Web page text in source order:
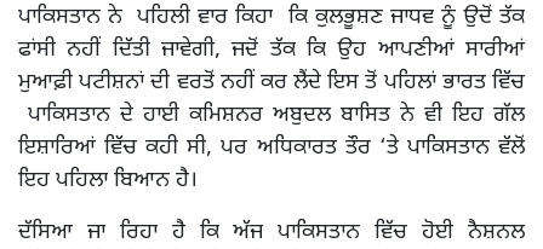
ਪਾਕਿਸਤਾਨ ਨੇ ਪਹਿਲੀ ਵਾਰ ਕਿਹਾ ਕਿ ਕੁਲਭੂਸ਼ਣ ਜਾਧਵ ਨੂੰ ਉਦੋਂ ਤੱਕ
ਫਾਂਸੀ ਨਹੀਂ ਦਿੱਤੀ ਜਾਵੇਗੀ, ਜਦੋਂ ਤੱਕ ਕਿ ਉਹ ਆਪਣੀਆਂ ਸਾਰੀਆਂ
ਮੁਆਫ਼ੀ ਪਟੀਸ਼ਨਾਂ ਦੀ ਵਰਤੋਂ ਨਹੀਂ ਕਰ ਲੈਂਦੇ ਇਸ ਤੋਂ ਪਹਿਲਾਂ ਭਾਰਤ ਵਿੱਚ
ਪਾਕਿਸਤਾਨ ਦੇ ਹਾਈ ਕਮਿਸ਼ਨਰ ਅਬੁਦਲ ਬਾਸਿਤ ਨੇ ਵੀ ਇਹ ਗੱਲ
ਇਸ਼ਾਰਿਆਂ ਵਿੱਚ ਕਹੀ ਸੀ, ਪਰ ਅਧਿਕਾਰਤ ਤੌਰ ‘ਤੇ ਪਾਕਿਸਤਾਨ ਵੱਲੋਂ
ਇਹ ਪਹਿਲਾ ਬਿਆਨ ਹੈ।
ਦੱਸਿਆ ਜਾ ਰਿਹਾ ਹੈ ਕਿ ਅੱਜ ਪਾਕਿਸਤਾਨ ਵਿੱਚ ਹੋਈ ਨੈਸ਼ਨਲ